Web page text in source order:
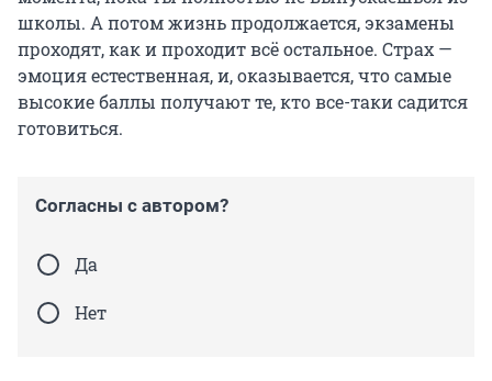
школы. А потом жизнь продолжается, экзамены
проходят, как и проходит всё остальное. Страх —
эмоция естественная, и, оказывается, что самые
высокие баллы получают те, кто все-таки садится
готовиться.
Согласны с автором?
Да
Нет